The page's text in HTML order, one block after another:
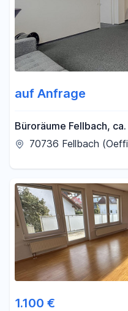
auf Anfrage
Büroräume Fellbach,
70736 Fellbach
1.100 €